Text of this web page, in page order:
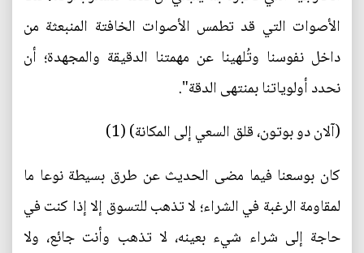
الأصوات التي قد تطمس الأصوات الخافتة المنبعثة من
داخل نفوسنا وتُلهينا عن مهمتنا الدقيقة والمجهدة؛ أن
نحدد أولوياتنا بمنتهى الدقة".
(آلان دو بوتون، قلق السعي إلى المكانة) (1)
كان بوسعنا فيما مضى الحديث عن طرق بسيطة نوعا ما
لمقاومة الرغبة في الشراء؛ لا تذهب للتسوق إلا إذا كنت في
حاجة إلى شراء شيء بعينه، لا تذهب وأنت جائع، ولا